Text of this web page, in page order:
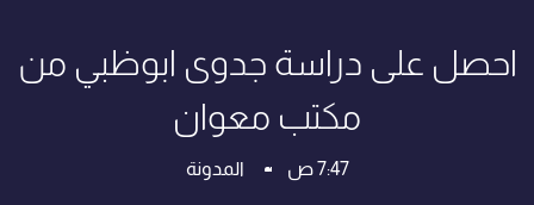
احصل على دراسة جدوى ابوظبي من
مكتب معوان
7:47 ص المدونة